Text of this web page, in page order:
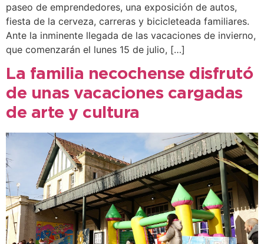
paseo de emprendedores, una exposición de autos,
fiesta de la cerveza, carreras y bicicleteada familiares.
Ante la inminente llegada de las vacaciones de invierno,
que comenzarán el lunes 15 de julio, […]
La familia necochense disfrutó
de unas vacaciones cargadas
de arte y cultura